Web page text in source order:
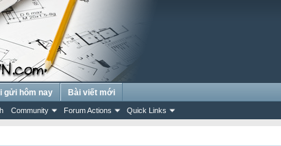
Community Forum Actions Quick Links
gửi hôm nay Bài viết mới